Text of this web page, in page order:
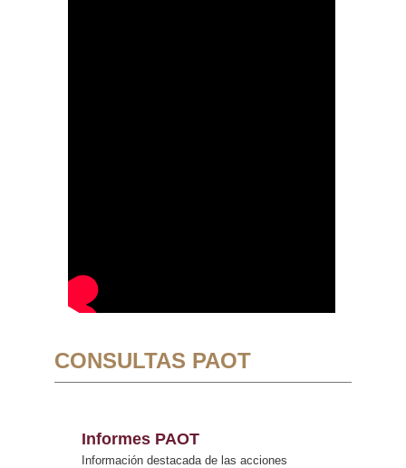
CONSULTAS PAOT
Informes PAOT
Información destacada de las acciones